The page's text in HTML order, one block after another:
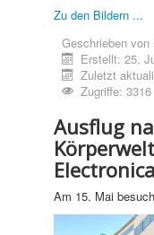
Zu den Bildern ...
Geschrieben von
Erstellt: 25.
Zuletzt
Zugriffe: 3316
Ausflug
Am 15. Mai